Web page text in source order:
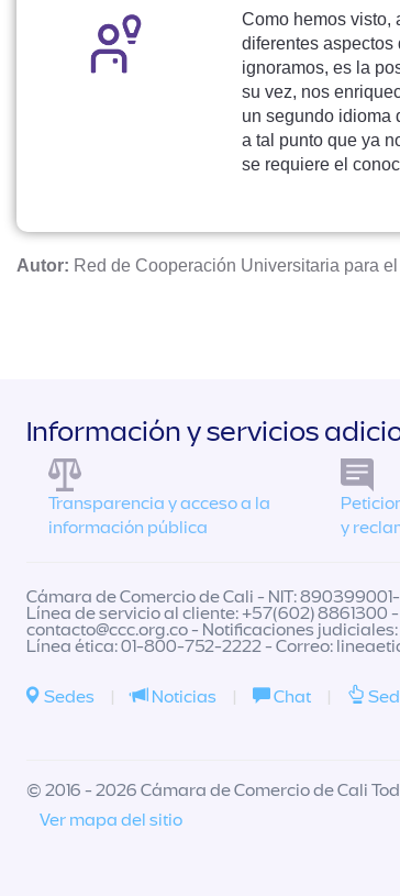
Como hemos visto,
diferentes aspectos
ignoramos, es la
su vez, nos
un segundo idioma
a tal punto que ya
se requiere el
Autor: Red de Cooperación Universitaria para
Información y servicios
Transparencia y acceso a la
información pública
y
Cámara de Comercio de Cali - NIT:
Línea de servicio al cliente: +57(602) 8861300
contacto@ccc.org.co- Notificaciones judiciales:
Línea ética: 01-800-752-2222 - Correo:
Sedes | Noticias | Chat |
© 2016 - 2026 Cámara de Comercio de Cali
Ver mapa del sitio